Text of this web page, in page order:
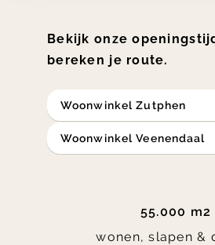
Bekijk onze
bereken je route.
Woonwinkel Zutphen
Woonwinkel Veenendaal
55.000 m2
wonen, slapen &